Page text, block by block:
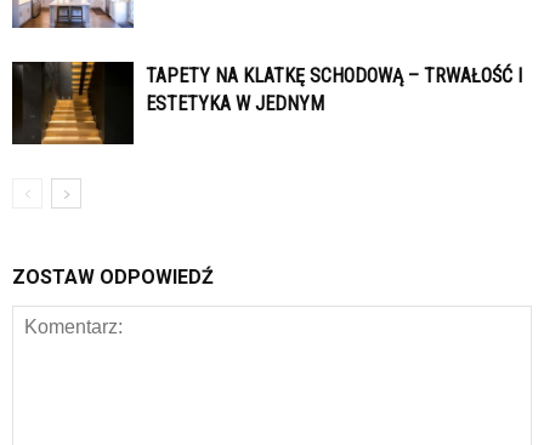
TAPETY NA KLATKĘ SCHODOWĄ – TRWAŁOŚĆ I
ESTETYKA W JEDNYM
ZOSTAW ODPOWIEDŹ